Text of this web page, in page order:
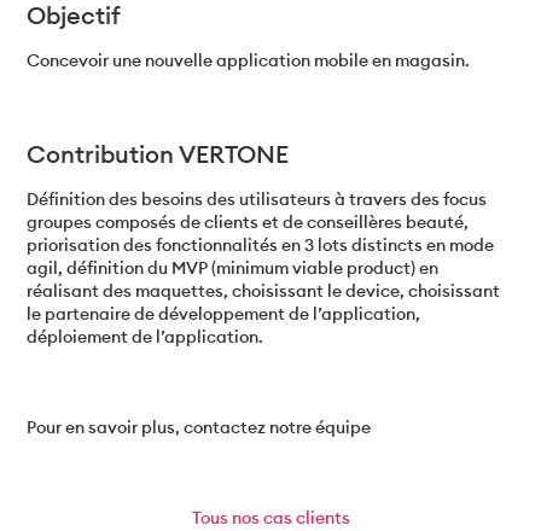
Objectif
Concevoir une nouvelle application mobile en magasin.
Contribution VERTONE
Définition des besoins des utilisateurs à travers des focus
groupes composés de clients et de conseillères beauté,
priorisation des fonctionnalités en 3 lots distincts en mode
agil, définition du MVP (minimum viable product) en
réalisant des maquettes, choisissant le device, choisissant
le partenaire de développement de l’application,
déploiement de l’application.
Pour en savoir plus, contactez notre équipe
Tous nos cas clients